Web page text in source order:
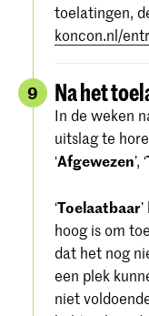
toelatingen,
koncon.nl/
9 Na het
In de weken
uitslag te
‘Afgewezen’, ‘
‘Toelaatbaar
hoog is om
dat het nog
een plek
niet